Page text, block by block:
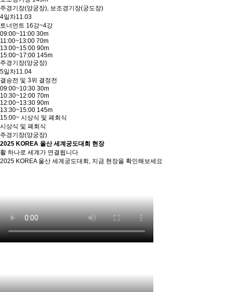
주경기장(양궁장), 보조경기장(궁도장)
4일차11.03
토너먼트 16강~4강
09:00~11:00 30m
11:00~13:00 70m
13:00~15:00 90m
15:00~17:00 145m
주경기장(양궁장)
5일차11.04
결승전 및 3위 결정전
09:00~10:30 30m
10:30~12:00 70m
12:00~13:30 90m
13:30~15:00 145m
15:00~ 시상식 및 폐회식
시상식 및 폐회식
주경기장(양궁장)
2025 KOREA 울산 세계궁도대회 현장
활 하나로 세계가 연결됩니다
2025 KOREA 울산 세계궁도대회, 지금 현장을 확인해보세요